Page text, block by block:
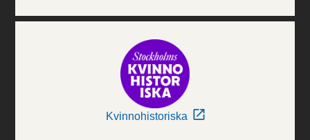
Kvinnohistoriska